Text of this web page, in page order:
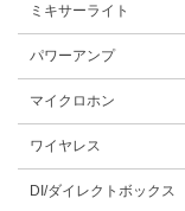
ミキサーライト
パワーアンプ
マイクロホン
ワイヤレス
DI/ダイレクトボックス